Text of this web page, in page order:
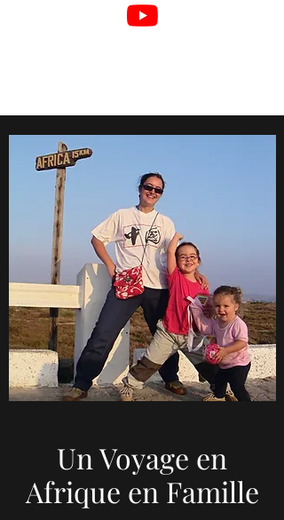
Un Voyage en
Afrique en Famille